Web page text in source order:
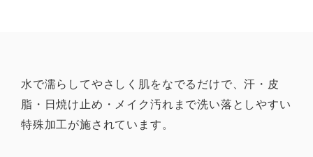
水で濡らしてやさしく肌をなでるだけで、汗・皮
脂・日焼け止め・メイク汚れまで洗い落としやすい
特殊加工が施されています。